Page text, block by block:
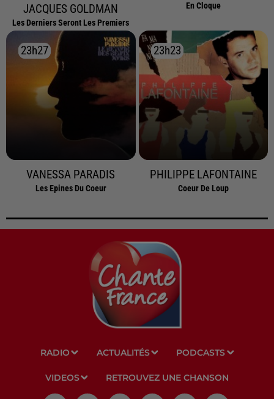
JACQUES GOLDMAN
Les Derniers Seront Les Premiers
En Cloque
23h27
23h27
VANESSA PARADIS
Les Epines Du Coeur
23h23
23h23
PHILIPPE LAFONTAINE
Coeur De Loup
RADIO ACTUALITÉS PODCASTS
VIDEOS RETROUVEZ UNE CHANSON